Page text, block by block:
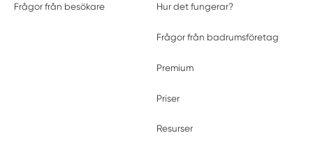
Frågor från besökare Hur det fungerar?
Frågor från badrumsföretag
Premium
Priser
Resurser